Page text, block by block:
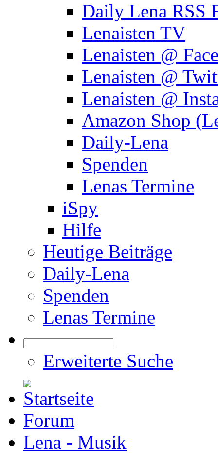
Daily Lena RSS
Lenaisten TV
Lenaisten @
Lenaisten @
Lenaisten @
Amazon Shop
Daily-Lena
Spenden
Lenas Termine
iSpy
Hilfe
Heutige Beiträge
Daily-Lena
Spenden
Lenas Termine
Erweiterte Suche
Forum
Lena - Musik